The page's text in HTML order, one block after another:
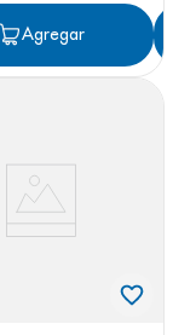
Agregar
Agregar